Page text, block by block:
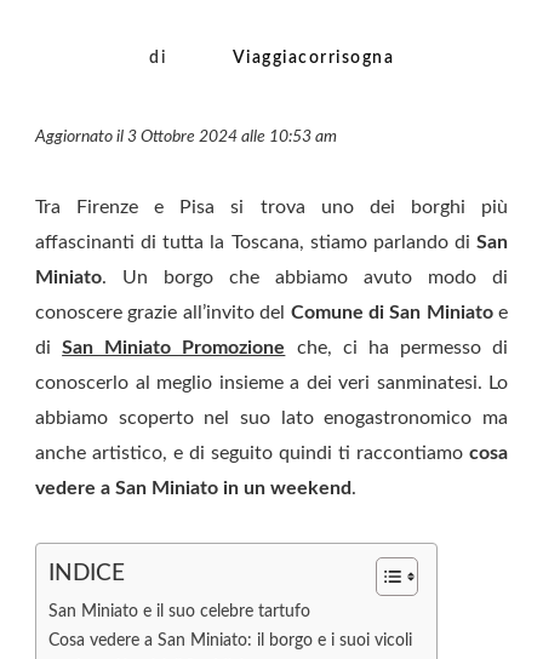
di Viaggiacorrisogna
Aggiornato il 3 Ottobre 2024 alle 10:53 am
Tra Firenze e Pisa si trova uno dei borghi più
affascinanti di tutta la Toscana, stiamo parlando di San
Miniato. Un borgo che abbiamo avuto modo di
conoscere grazie all’invito del Comune di San Miniatoe
diSan Miniato Promozione che, ci ha permesso di
conoscerlo al meglio insieme a dei veri sanminatesi. Lo
abbiamo scoperto nel suo lato enogastronomico ma
anche artistico, e di seguito quindi ti raccontiamo cosa
vedere a San Miniato in un weekend.
INDICE
San Miniato e il suo celebre tartufo
Cosa vedere a San Miniato: il borgo e i suoi vicoli